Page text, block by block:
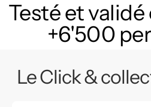
Testé et
+6'500
Le Click &